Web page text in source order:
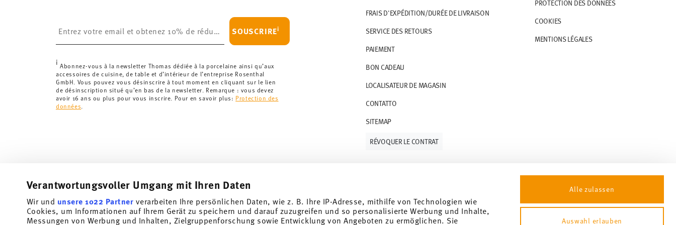
Verantwortungsvoller Umgang mit Ihren Daten
Wir und unsere 1022 Partner verarbeiten Ihre persönlichen Daten, wie z. B. Ihre IP-Adresse, mithilfe von Technologien wie
Cookies, um Informationen auf Ihrem Gerät zu speichern und darauf zuzugreifen und so personalisierte Werbung und Inhalte,
Messungen von Werbung und Inhalten, Zielgruppenforschung sowie Entwicklung von Angeboten zu ermöglichen. Sie
Alle zulassen
Auswahl erlauben
Suisse :Les livraisons en Suisse sont gratuites à partir de 69,90 CHF. Pour toute commande
inférieure à 69,90 CHF, les frais de livraison s'élèvent à 36,90 CHF.
Délai de livraison en France :5-7 jours ouvrables pour les articles en stock. Vous pouvez consulter
les délais de livraison vers d'autres paysici .
Retours :Pour les retours, veuillez utiliser notreservice de retour.
SOUSCRIREi
i Abonnez-vous à la newsletter Thomas dédiée à la porcelaine ainsi qu’aux
accessoires de cuisine, de table et d’intérieur de l’entreprise Rosenthal
GmbH. Vous pouvez vous désinscrire à tout moment en cliquant sur le lien
de désinscription situé qu’en bas de la newsletter. Remarque : vous devez
avoir 16 ans ou plus pour vous inscrire. Pour en savoir plus: Protection des
données
FRAIS D'EXPÉDITION/DURÉE DE LIVRAISON
SERVICE DES RETOURS
PAIEMENT
BON CADEAU
LOCALISATEUR DE MAGASIN
CONTATTO
SITEMAP
PROTECTION DES DONNÉES
COOKIES
MENTIONS LÉGALES
RÉVOQUER LE CONTRAT
Abonnez-vous à notre newsletter et recevez une réduction de 10%!
Tiens-toi au courant des nouveautés, des tendances et des